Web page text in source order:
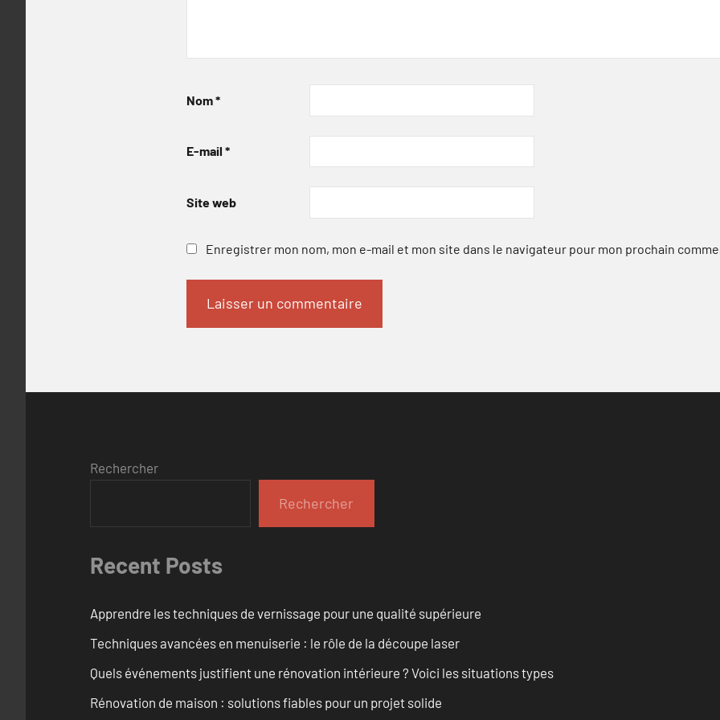
Nom*
E-mail *
Site web
Enregistrer mon nom, mon e-mail et mon site dans le navigateur pour mon prochain
Rechercher
Rechercher
Recent Posts
Apprendre les techniques de vernissage pour une qualité supérieure
Techniques avancées en menuiserie : le rôle de la découpe laser
Quels événements justifient une rénovation intérieure ? Voici les situations types
Rénovation de maison : solutions fiables pour un projet solide